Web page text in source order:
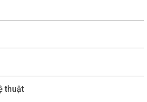
thuật